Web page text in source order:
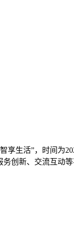
享生活”，时间为
务创新、交流互动